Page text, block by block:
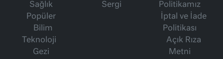
Sağlık
Popüler
Bilim
Teknoloji
Gezi
Sergi
Politikamız
İptal ve İade
Politikası
Açık Rıza
Metni